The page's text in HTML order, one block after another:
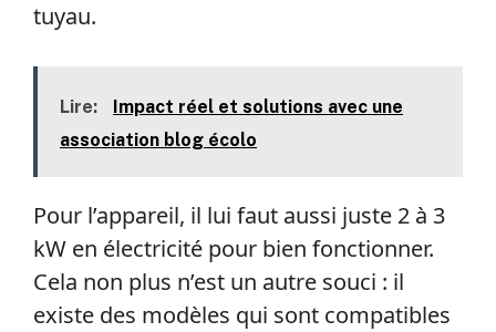
tuyau.
Lire:
Impact réel et solutions avec une
association blog écolo
Pour l’appareil, il lui faut aussi juste 2 à 3
kW en électricité pour bien fonctionner.
Cela non plus n’est un autre souci : il
existe des modèles qui sont compatibles